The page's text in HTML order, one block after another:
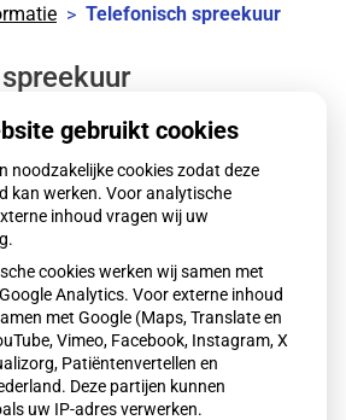
Telefonisch spreekuur
kunt u gebruik maken van de
als voordeel dat u niet naar de
Er is geen telefonisch
tijden.
u te woord en kan u vaak direct
vraag wordt daarnaast voorgelegd
deze op een ander tijdstip (dat
afspreekt) terug of de huisarts belt
gebruikt cookies
noodzakelijke cookies zodat deze
kan werken. Voor analytische
inhoud vragen wij uw
cookies werken wij samen met
Analytics. Voor externe inhoud
met Google (Maps, Translate en
Vimeo, Facebook, Instagram, X
Patiëntenvertellen en
Deze partijen kunnen
uw IP-adres verwerken.